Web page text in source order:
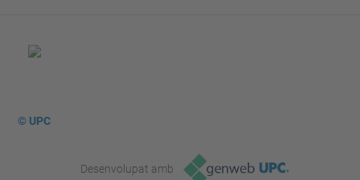
© UPC
Desenvolupat amb